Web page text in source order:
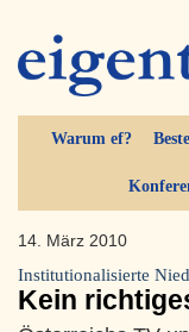
Warum ef?
14. März 2010
Institutionalisierte
Kein